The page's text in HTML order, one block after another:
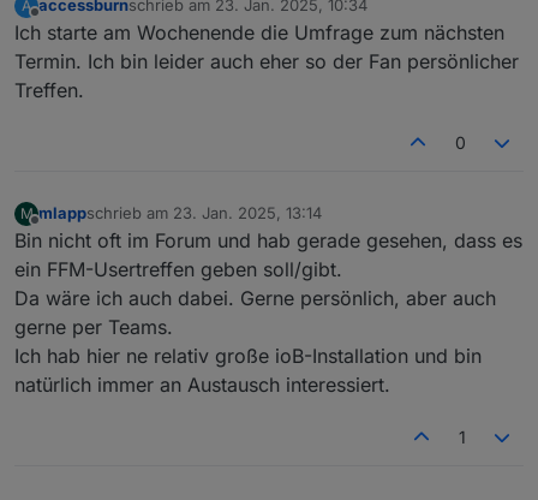
A
Offline
accessburnschrieb am 23. Jan. 2025, 10:34
zuletzt editiert von
Ich starte am Wochenende die Umfrage zum nächsten
Termin. Ich bin leider auch eher so der Fan persönlicher
Treffen.
0
M
Offline
mlappschrieb am 23. Jan. 2025, 13:14
zuletzt editiert von
Bin nicht oft im Forum und hab gerade gesehen, dass es
ein FFM-Usertreffen geben soll/gibt.
Da wäre ich auch dabei. Gerne persönlich, aber auch
gerne per Teams.
Ich hab hier ne relativ große ioB-Installation und bin
natürlich immer an Austausch interessiert.
1